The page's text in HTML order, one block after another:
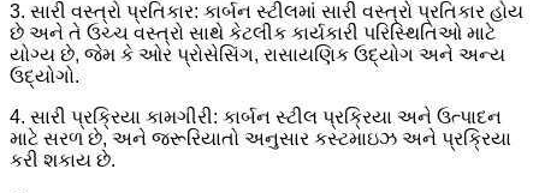
3. સારી વસ્ત્રો પ્રતિકાર: કાર્બન સ્ટીલમાં સારી વસ્ત્રો પ્રતિકાર હોય
છે અને તે ઉચ્ચ વસ્ત્રો સાથે કેટલીક કાર્યકારી પરિસ્થિતિઓ માટે
યોગ્ય છે, જેમ કે ઓર પ્રોસેસિંગ, રાસાયણિક ઉદ્યોગ અને અન્ય
ઉદ્યોગો.
4. સારી પ્રક્રિયા કામગીરી: કાર્બન સ્ટીલ પ્રક્રિયા અને ઉત્પાદન
માટે સરળ છે, અને જરૂરિયાતો અનુસાર કસ્ટમાઇઝ અને પ્રક્રિયા
કરી શકાય છે.